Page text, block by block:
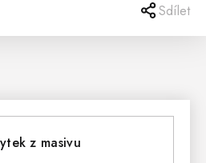
Sdílet
z masivu